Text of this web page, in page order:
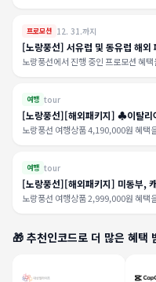
프로모션 12. 31.까지
[노랑풍선] 서유럽 및 동유럽 해외
노랑풍선에서 진행 중인 프로모션 혜
여행 tour
[노랑풍선][해외패키지] ♣이탈
한날짜진행 #토스카나 #융프라
노랑풍선 여행상품 4,190,000원 혜택
여행 tour
[노랑풍선][해외패키지] 미동부,
발
노랑풍선 여행상품 2,999,000원 혜택
🎁 추천인코드로 더 많은 혜택